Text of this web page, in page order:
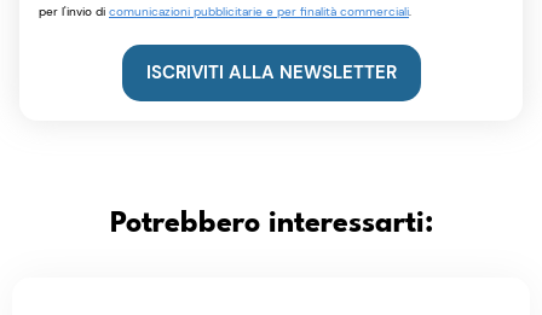
per l'invio di comunicazioni pubblicitarie e per finalità commerciali.
ISCRIVITI ALLA NEWSLETTER
Potrebbero interessarti: